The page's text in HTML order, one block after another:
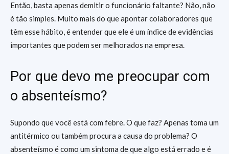
Então, basta apenas demitir o funcionário faltante? Não, não
é tão simples. Muito mais do que apontar colaboradores que
têm esse hábito, é entender que ele é um índice de evidências
importantes que podem ser melhorados na empresa.
Por que devo me preocupar com
o absenteísmo?
Supondo que você está com febre. O que faz? Apenas toma um
antitérmico ou também procura a causa do problema? O
absenteísmo é como um sintoma de que algo está errado e é